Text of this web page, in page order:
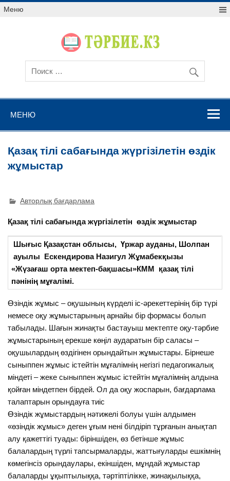
Меню
МЕНЮ
Қазақ тілі сабағында жүргізілетін өздік
жұмыстар
Авторлық бағдарлама
Қазақ тілі сабағында жүргізілетін өздікжұмыстар
Шығыс Қазақстан облысы, Үржар ауданы, Шолпан
ауылы Ескендирова Назигул Жұмабекқызы
«Жүзағаш орта мектеп-бақшасы»КММ қазақ тілі
пәнінің мұғалімі.
Өзіндік жұмыс – оқушының күрделі іс-әрекеттерінің бір түрі
немесе оқу жұмыстарының арнайы бір формасы болып
табылады. Шағын жинақты бастауыш мектепте оқу-тәрбие
жұмыстарының ерекше көңіл аударатын бір саласы –
оқушылардың өздігінен орындайтын жұмыстары. Бірнеше
сыныппен жұмыс істейтін мұғалімнің негізгі педагогикалық
міндеті – жеке сыныппен жұмыс істейтін мұғалімнің алдына
қойған міндетпен бірдей. Ол да оқу жоспарын, бағдарлама
талаптарын орындауға тиіс
Өзіндік жұмыстардың нәтижелі болуы үшін алдымен
«өзіндік жұмыс» деген ұғым нені білдіріп тұрғанын анықтап
алу қажеттігі туады: біріншіден, өз бетінше жұмыс
балалардың түрлі тапсырмаларды, жаттығуларды ешкімнің
көмегінсіз орындаулары, екіншіден, мұндай жұмыстар
балаларды ұқыптылыққа, тәртіптілікке, жинақылыққа,